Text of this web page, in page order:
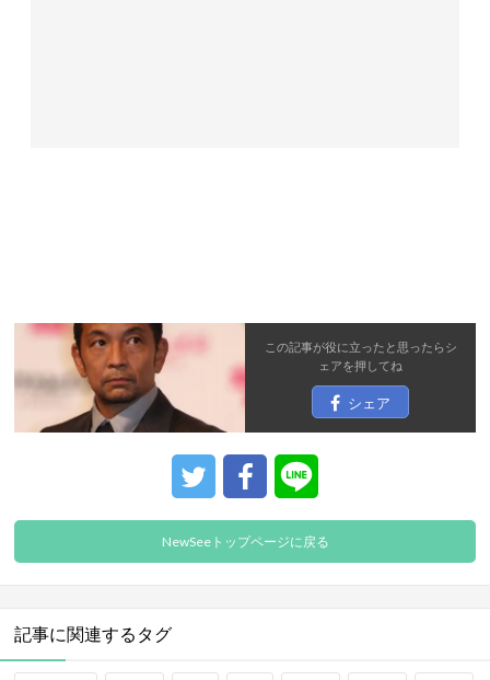
この記事が役に立ったと思ったらシ
ェアを押してね
シェア
NewSeeトップページに戻る
記事に関連するタグ